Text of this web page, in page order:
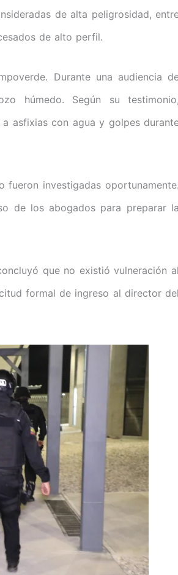
de alta peligrosidad,
de alto perfil.
Durante una audiencia
húmedo. Según su testimonio,
asfixias con agua y golpes
fueron investigadas oportunamente.
de los abogados para preparar la
que no existió vulneración al
formal de ingreso al director del